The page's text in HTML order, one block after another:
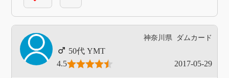
神奈川県 ダムカード
YMT
4.5
2017-05-29